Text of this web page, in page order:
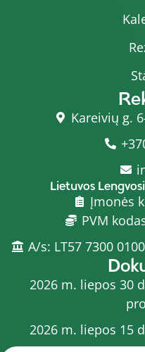
Kareivių g.
Lietuvos
Įmonės
PVM
A/s: LT57 7300
2026 m. liepos 30
2026 m. liepos 15